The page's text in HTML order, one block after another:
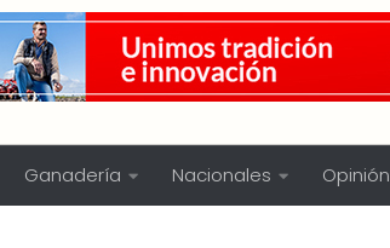
Ganadería Nacionales Opinión